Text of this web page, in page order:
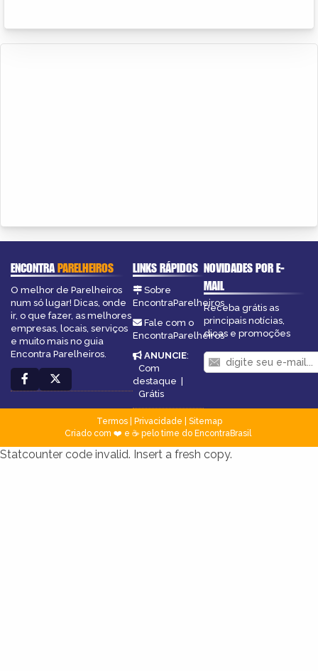
ENCONTRAPARELHEIROS
O melhor de Parelheiros
num só lugar! Dicas, onde
ir, o que fazer, as melhores
empresas, locais, serviços
e muito mais no guia
Encontra Parelheiros.
LINKS RÁPIDOS
Sobre
EncontraParelheiros
Fale com o
EncontraParelheiros
ANUNCIE:
Com
destaque |
Grátis
NOVIDADES POR E-
MAIL
Receba grátis as
principais notícias,
dicas e promoções
Termos| Privacidade
Sitemap
Criado com ❤️ e ☕ pelo time do EncontraBrasil
Statcounter code invalid. Insert a fresh copy.